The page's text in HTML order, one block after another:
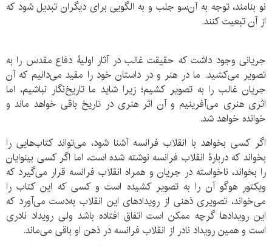
نو بنامند، توجه به آن‌سو جلب و به الگویی برای دیگران تبدیل شود که
از آن تبعیت کنند.
جریانی وجود داشت که حقیقت غالب در آثار اولیۀ دفاع مقدس را به
تصویر می‌کشید. ما در هنر و در داستان خود را مقید می‌دانیم که آن
جریان غالب را به تصویر کشیم؛ زیرا شاید ما تاریخ‌نگار نباشیم، اما
اثری هنری می‌آفرینیم و آن اثر هنری در تاریخ باقی خواهد ماند و
خوانده خواهد شد.
اگر کسی بخواهد با انقلاب فرانسه آشنا شود، می‌تواند کتاب‌هایی را
بخواند که دربارۀ انقلاب فرانسه نوشته شده است، اما اگر کسی بینوایان
را بخواند، ناخواسته در جریان و همراه انقلاب فرانسه قرار می‌گیرد که
ویکتور هوگو آن را به تصویر کشیده است و کسی که این کتاب را
می‌خواند، تصویری ذهنی از رویدادهای این انقلاب به‌دست می‌آورد که
این رویدادها گرچه ممکن است اتفاق افتاده باشد ولی رویداد نادری
است و همین رویداد نادر از انقلاب فرانسه در ذهن او باقی می‌ماند.